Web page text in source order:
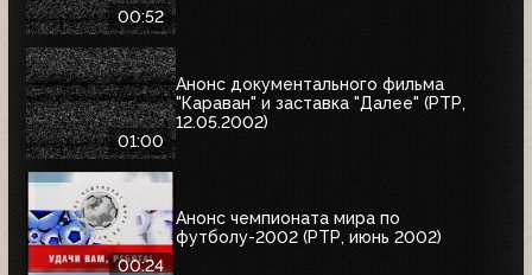
00:52
01:00
Анонс документального фильма
"Караван" и заставка "Далее" (РТР,
12.05.2002)
00:24
Анонс чемпионата мира по
футболу-2002 (РТР, июнь 2002)